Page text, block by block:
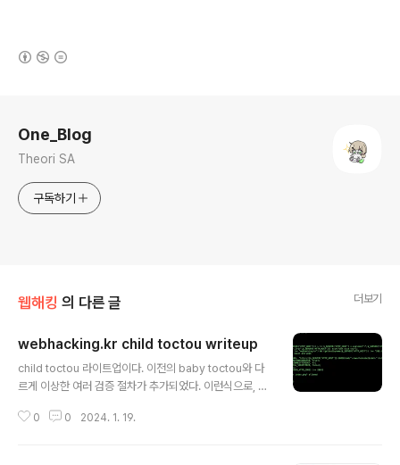
One_Blog
Theori SA
구독하기
웹해킹 의 다른 글 더보기
webhacking.kr child toctou writeup
child toctou 라이트업이다. 이전의 baby toctou와 다
르게 이상한 여러 검증 절차가 추가되었다. 이런식으로, H
HOST를 dns reolve했을 때 결괏값이 202.182.106.1
0 0 2024. 1. 19.